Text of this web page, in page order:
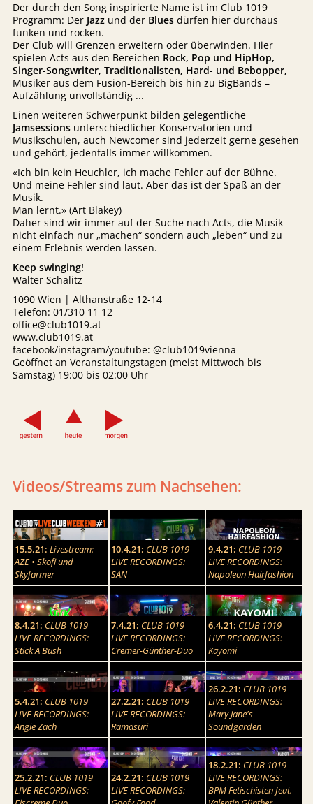
Der durch den Song inspirierte Name ist im Club 1019
Programm: Der Jazzund der Bluesdürfen hier durchaus
funken und rocken.
Der Club will Grenzen erweitern oder überwinden. Hier
spielen Acts aus den Bereichen Rock, Pop und HipHop,
Singer-Songwriter, Traditionalisten, Hard- und Bebopper,
Musiker aus dem Fusion-Bereich bis hin zu BigBands –
Aufzählung unvollständig ...
Einen weiteren Schwerpunkt bilden gelegentliche
Jamsessionsunterschiedlicher Konservatorien und
Musikschulen, auch Newcomer sind jederzeit gerne gesehen
und gehört, jedenfalls immer willkommen.
«Ich bin kein Heuchler, ich mache Fehler auf der Bühne.
Und meine Fehler sind laut. Aber das ist der Spaß an der
Musik.
Man lernt.» (Art Blakey)
Daher sind wir immer auf der Suche nach Acts, die Musik
nicht einfach nur „machen“ sondern auch „leben“ und zu
einem Erlebnis werden lassen.
Keep swinging!
Walter Schalitz
1090 Wien | Althanstraße 12-14
Telefon: 01/310 11 12
office@club1019.at
www.club1019.at
facebook/instagram/youtube: @club1019vienna
Geöffnet an Veranstaltungstagen (meist Mittwoch bis
Samstag) 19:00 bis 02:00 Uhr
Videos/Streams zum Nachsehen:
15.5.21: Livestream:
AZE • Skofi und
Skyfarmer
10.4.21: CLUB 1019
LIVE RECORDINGS:
SAN
9.4.21: CLUB 1019
LIVE RECORDINGS:
Napoleon Hairfashion
8.4.21: CLUB 1019
LIVE RECORDINGS:
Stick A Bush
7.4.21: CLUB 1019
LIVE RECORDINGS:
Cremer-Günther-Duo
6.4.21: CLUB 1019
LIVE RECORDINGS:
Kayomi
5.4.21: CLUB 1019
LIVE RECORDINGS:
Angie Zach
27.2.21: CLUB 1019
LIVE RECORDINGS:
Ramasuri
26.2.21: CLUB 1019
LIVE RECORDINGS:
Mary Jane's
Soundgarden
25.2.21: CLUB 1019
LIVE RECORDINGS:
24.2.21: CLUB 1019
LIVE RECORDINGS:
18.2.21: CLUB 1019
LIVE RECORDINGS:
BPM Fetischisten feat.